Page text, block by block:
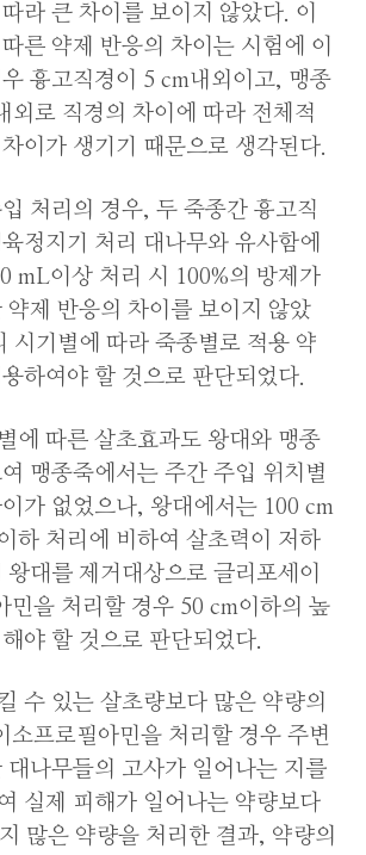
라 큰 차이를 보이지 않았다. 이
른 약제 반응의 차이는 시험에 이
흉고직경이 5 cm내외이고, 맹종
외로 직경의 차이에 따라 전체적
이가 생기기 때문으로 생각된다.
처리의 경우, 두 죽종간 흉고직
정지기 처리 대나무와 유사함에
mL이상 처리 시 100%의 방제가
약제 반응의 차이를 보이지 않았
시기별에 따라 죽종별로 적용 약
하여야 할 것으로 판단되었다.
에 따른 살초효과도 왕대와 맹종
맹종죽에서는 주간 주입 위치별
가 없었으나, 왕대에서는 100 cm
하 처리에 비하여 살초력이 저하
대를 제거대상으로 글리포세이
민을 처리할 경우 50 cm이하의 높
야 할 것으로 판단되었다.
수 있는 살초량보다 많은 약량의
소프로필아민을 처리할 경우 주변
대나무들의 고사가 일어나는 지를
실제 피해가 일어나는 약량보다
많은 약량을 처리한 결과, 약량의